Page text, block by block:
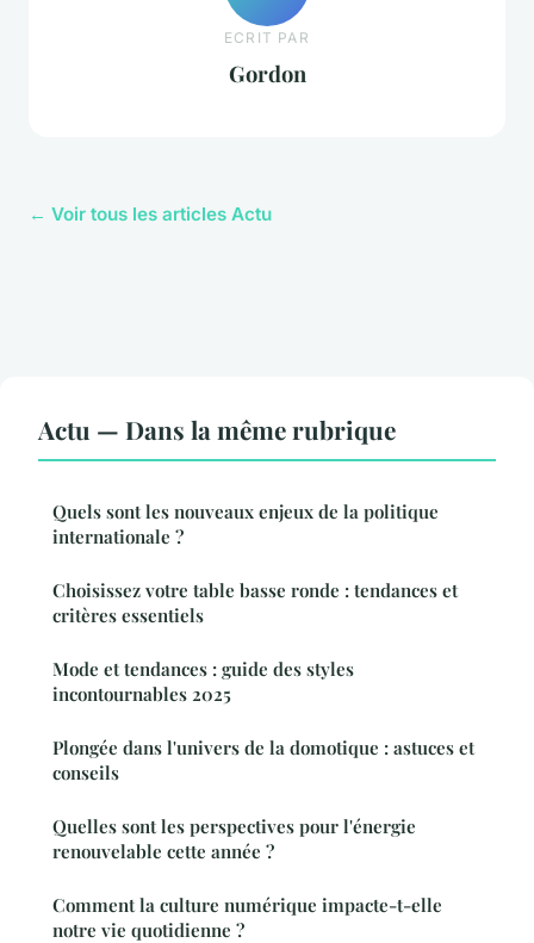
ECRIT PAR
Gordon
← Voir tous les articles Actu
Actu — Dans la même rubrique
Quels sont les nouveaux enjeux de la politique
internationale ?
Choisissez votre table basse ronde : tendances et
critères essentiels
Mode et tendances : guide des styles
incontournables 2025
Plongée dans l'univers de la domotique : astuces et
conseils
Quelles sont les perspectives pour l'énergie
renouvelable cette année ?
Comment la culture numérique impacte-t-elle
notre vie quotidienne ?